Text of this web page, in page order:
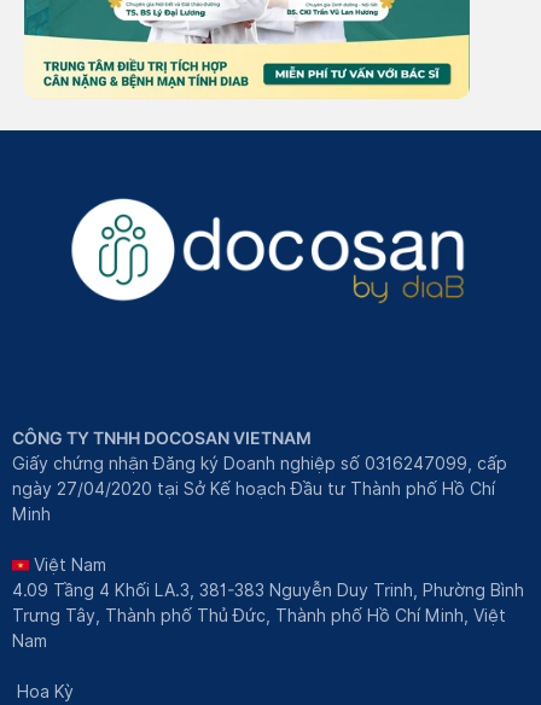
CÔNG TY TNHH DOCOSAN VIETNAM
Giấy chứng nhận Đăng ký Doanh nghiệp số 0316247099, cấp
ngày 27/04/2020 tại Sở Kế hoạch Đầu tư Thành phố Hồ Chí
Minh
Việt Nam
4.09 Tầng 4 Khối LA.3, 381-383 Nguyễn Duy Trinh, Phường Bình
Trưng Tây, Thành phố Thủ Đức, Thành phố Hồ Chí Minh, Việt
Nam
Hoa Kỳ